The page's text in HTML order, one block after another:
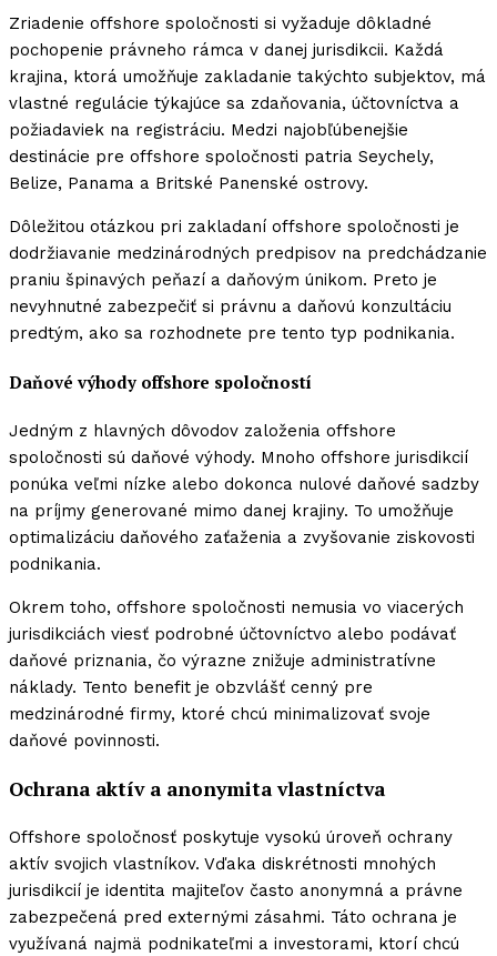
Zriadenie offshore spoločnosti si vyžaduje dôkladné
pochopenie právneho rámca v danej jurisdikcii. Každá
krajina, ktorá umožňuje zakladanie takýchto subjektov, má
vlastné regulácie týkajúce sa zdaňovania, účtovníctva a
požiadaviek na registráciu. Medzi najobľúbenejšie
destinácie pre offshore spoločnosti patria Seychely,
Belize, Panama a Britské Panenské ostrovy.
Dôležitou otázkou pri zakladaní offshore spoločnosti je
dodržiavanie medzinárodných predpisov na predchádzanie
praniu špinavých peňazí a daňovým únikom. Preto je
nevyhnutné zabezpečiť si právnu a daňovú konzultáciu
predtým, ako sa rozhodnete pre tento typ podnikania.
Daňové výhody offshore spoločností
Jedným z hlavných dôvodov založenia offshore
spoločnosti sú daňové výhody. Mnoho offshore jurisdikcií
ponúka veľmi nízke alebo dokonca nulové daňové sadzby
na príjmy generované mimo danej krajiny. To umožňuje
optimalizáciu daňového zaťaženia a zvyšovanie ziskovosti
podnikania.
Okrem toho, offshore spoločnosti nemusia vo viacerých
jurisdikciách viesť podrobné účtovníctvo alebo podávať
daňové priznania, čo výrazne znižuje administratívne
náklady. Tento benefit je obzvlášť cenný pre
medzinárodné firmy, ktoré chcú minimalizovať svoje
daňové povinnosti.
Ochrana aktív a anonymita vlastníctva
Offshore spoločnosť poskytuje vysokú úroveň ochrany
aktív svojich vlastníkov. Vďaka diskrétnosti mnohých
jurisdikcií je identita majiteľov často anonymná a právne
zabezpečená pred externými zásahmi. Táto ochrana je
využívaná najmä podnikateľmi a investorami, ktorí chcú